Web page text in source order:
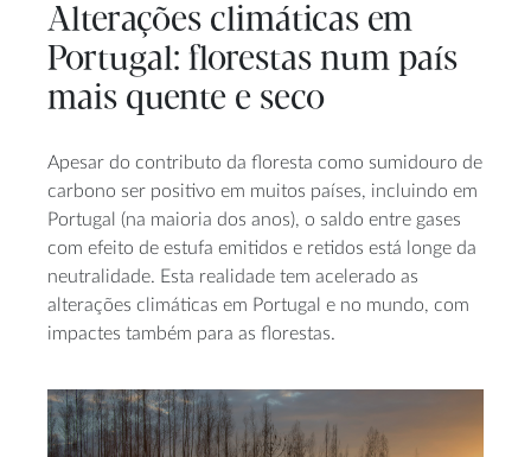
Alterações climáticas em
Portugal: florestas num país
mais quente e seco
Apesar do contributo da floresta como sumidouro de
carbono ser positivo em muitos países, incluindo em
Portugal (na maioria dos anos), o saldo entre gases
com efeito de estufa emitidos e retidos está longe da
neutralidade. Esta realidade tem acelerado as
alterações climáticas em Portugal e no mundo, com
impactes também para as florestas.